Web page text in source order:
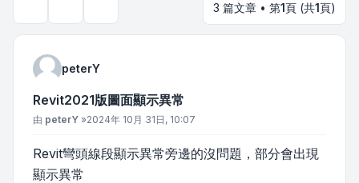
3 篇文章 • 第1頁 (共1頁)
peterY
Revit2021版圖面顯示異常
文章
由 peterY »2024年 10月 31日, 10:07
Revit彎頭線段顯示異常旁邊的沒問題，部分會出現
顯示異常